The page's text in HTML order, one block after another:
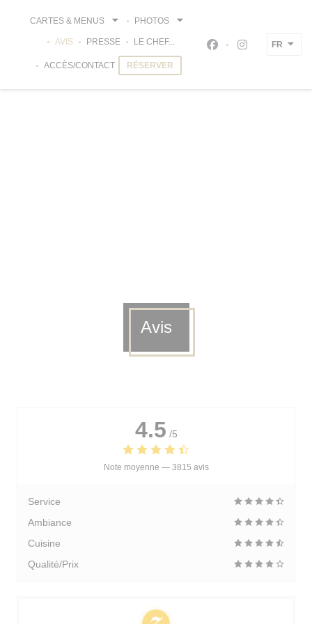
CARTES & MENUS PHOTOS
AVIS PRESSE LE CHEF...
ACCÈS/CONTACT RÉSERVER
Facebook ((ouvre
Instagram
FR
Avis
4.5 /5
Note moyenne — 3815 avis
Service
Ambiance
Cuisine
Qualité/Prix